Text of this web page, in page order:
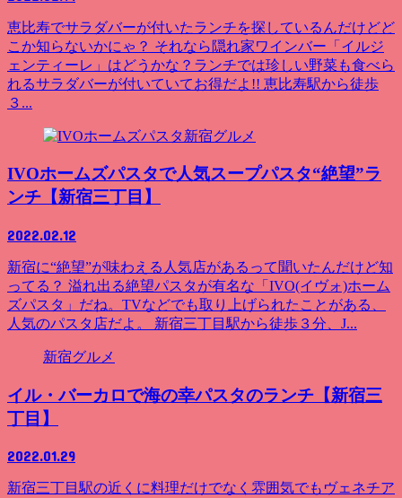
恵比寿でサラダバーが付いたランチを探しているんだけどど
こか知らないかにゃ？ それなら隠れ家ワインバー「イルジ
ェンティーレ」はどうかな？ランチでは珍しい野菜も食べら
れるサラダバーが付いていてお得だよ!! 恵比寿駅から徒歩
３...
新宿グルメ
IVOホームズパスタで人気スープパスタ“絶望”ラ
ンチ【新宿三丁目】
2022.02.12
新宿に“絶望”が味わえる人気店があるって聞いたんだけど知
ってる？ 溢れ出る絶望パスタが有名な「IVO(イヴォ)ホーム
ズパスタ」だね。TVなどでも取り上げられたことがある、
人気のパスタ店だよ。 新宿三丁目駅から徒歩３分、J...
新宿グルメ
イル・バーカロで海の幸パスタのランチ【新宿三
丁目】
2022.01.29
新宿三丁目駅の近くに料理だけでなく雰囲気でもヴェネチア